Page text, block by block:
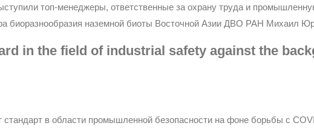
топ-менеджеры, ответственные за охрану труда и
биоразнообразия наземной биоты Восточной Азии ДВО РАН Михаил
in the field of industrial safety against the
стандарт в области промышленной безопасности на фоне борьбы с